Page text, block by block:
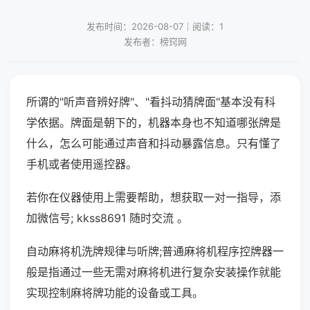
发布时间：2026-08-07｜阅读：1
发布者：榜窍网
所谓的"听声音辨好牌"、"看抖动猜牌面"基本没有科
学依据。牌面是朝下的，机器本身也不知道哪张牌是
什么，怎么可能通过声音和抖动暴露信息。只有懂了
手机或者使用遥控器。
若你在仪器使用上需要帮助，想获取一对一指导，添
加微信号; kkss8691 随时交流 。
自动麻将机洗牌规律与听牌;普通麻将机程序控牌器一
般是指通过一些无需对麻将机进行复杂安装操作就能
实现控制麻将牌功能的设备或工具。